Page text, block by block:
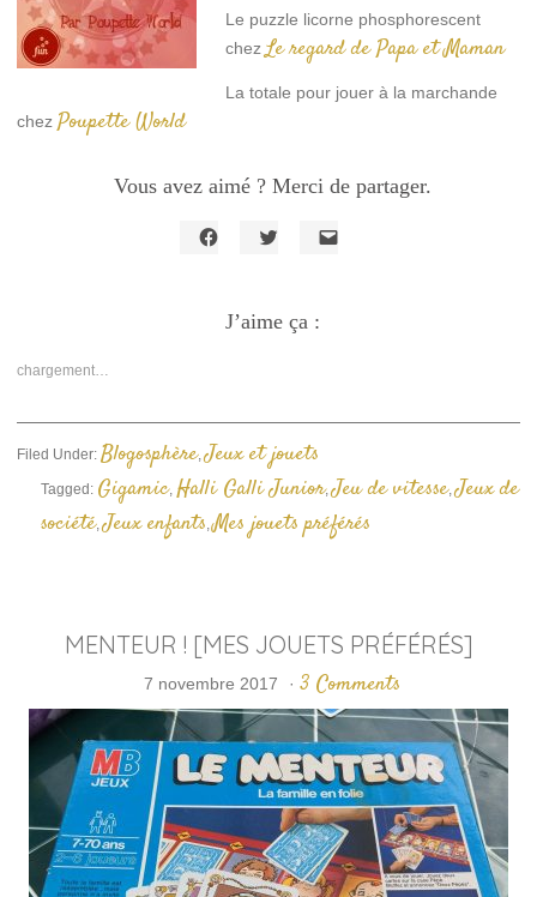
Le puzzle licorne phosphorescent
chezLe regard de Papa et Maman
La totale pour jouer à la marchande
chezPoupette World
Vous avez aimé ? Merci de partager.
Facebook(ouvre
dans
Twitter(ouvre
dans
dans
fenêtre)
J’aime ça :
chargement…
Filed Under:Blogosphère,Jeux et jouets
Tagged: Gigamic, Halli Galli Junior,Jeu de vitesse,Jeux de
société,Jeux enfants,Mes jouets préférés
MENTEUR ! [MES JOUETS PRÉFÉRÉS]
7 novembre 2017 · 3 Comments